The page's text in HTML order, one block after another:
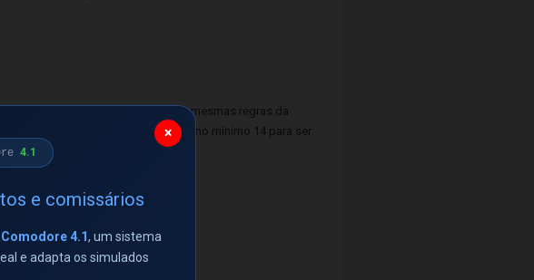
o candidato deverá seguir as mesmas regras da
e o candidato deverá acertar no mínimo 14 para ser
×
4.1
e comissários
4.1, um sistema
e adapta os simulados